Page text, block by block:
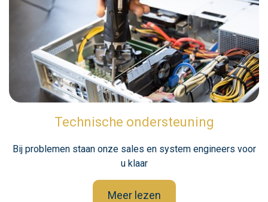
Technische ondersteuning
Bij problemen staan onze sales en system engineers voor
u klaar
Meer lezen